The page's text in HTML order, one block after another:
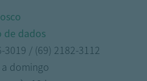
de dados
3019 / (69) 2182-3112
domingo